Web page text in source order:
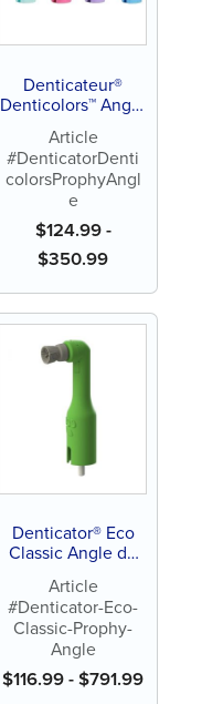
Denticateur®
Denticolors™ Angle
de prophylaxie
Article
#DenticatorDenti
colorsProphyAngl
e
$124.99-
$350.99
Denticator® Eco
Classic Angle de
Article
#Denticator-Eco-
Classic-Prophy-
Angle
$116.99-$791.99